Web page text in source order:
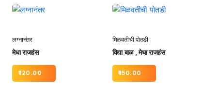
लग्नानंतर
मेधा राजहंस
120.00
मिळवतीची पोतडी
विद्या बाळ , मेधा राजहंस
150.00